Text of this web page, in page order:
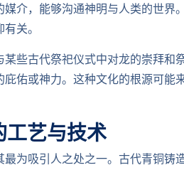
介，能够沟通神明与人类的世界
关。
些古代祭祀仪式中对龙的崇拜和
佑或神力。这种文化的根源可能
艺与技术
为吸引人之处之一。古代青铜铸